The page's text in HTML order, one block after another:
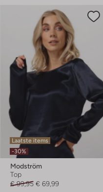
Laatste items
-30%
Modström
Top
€ 99,95 € 69,99